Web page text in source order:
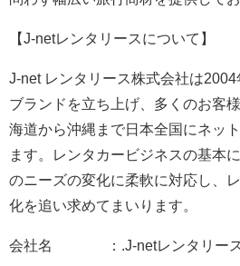
【J-netレンタリースについて】
J-net レンタリース株式会社は
ブランドを立ち上げ、多くのお客
海道から沖縄まで日本全国にネッ
ます。レンタカービジネスの基本
のニーズの変化に柔軟に対応し、
化を追い求めてまいります。
会社名 ：.J-netレンタリース